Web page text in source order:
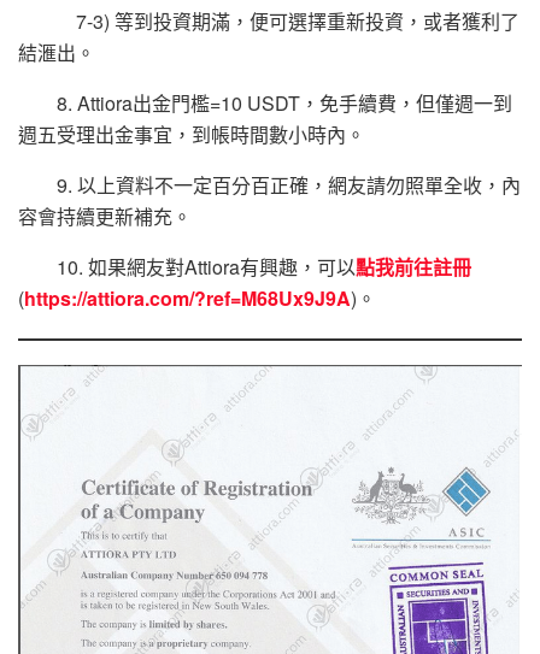
7-3) 等到投資期滿，便可選擇重新投資，或者獲利了
結滙出。
8. Attiora出金門檻=10 USDT，免手續費，但僅週一到
週五受理出金事宜，到帳時間數小時內。
9. 以上資料不一定百分百正確，網友請勿照單全收，內
容會持續更新補充。
10. 如果網友對Attiora有興趣，可以點我前往註冊
(https://attiora.com/?ref=M68Ux9J9A)。